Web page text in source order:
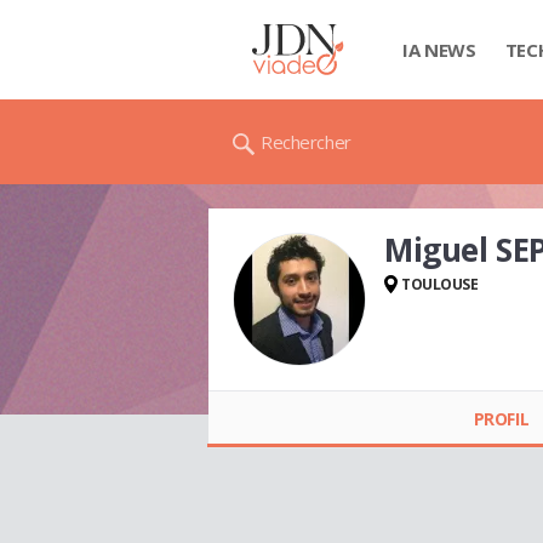
IA NEWS
Rechercher
Miguel
TOULOUSE
PROFIL